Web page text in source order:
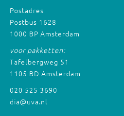
Postadres
Postbus 1628
1000 BP Amsterdam
voor pakketten:
Tafelbergweg 51
1105 BD Amsterdam
020 525 3690
dia@uva.nl